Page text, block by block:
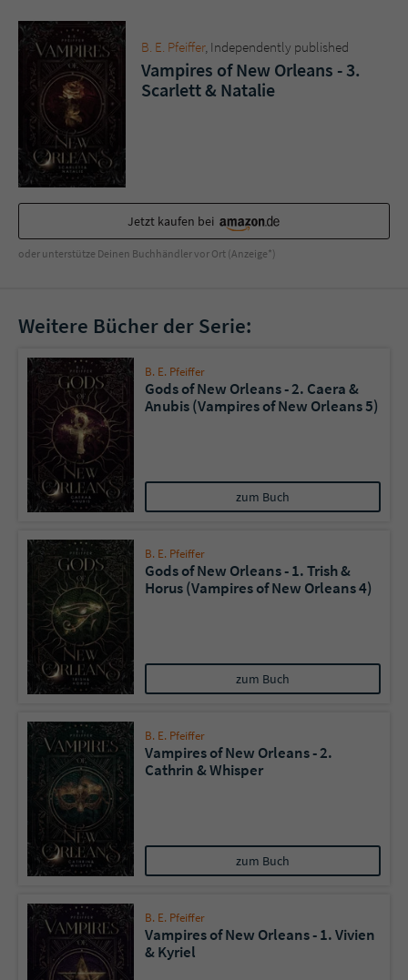
B. E. Pfeiffer, ‎Independently published
Vampires of New Orleans - 3.
Scarlett & Natalie
Jetzt kaufen bei
oder unterstütze Deinen Buchhändler vor Ort (Anzeige*)
Weitere Bücher der Serie:
B. E. Pfeiffer
Gods of New Orleans - 2. Caera &
Anubis (Vampires of New Orleans 5)
zum Buch
B. E. Pfeiffer
Gods of New Orleans - 1. Trish &
Horus (Vampires of New Orleans 4)
zum Buch
B. E. Pfeiffer
Vampires of New Orleans - 2.
Cathrin & Whisper
zum Buch
B. E. Pfeiffer
Vampires of New Orleans - 1. Vivien
& Kyriel